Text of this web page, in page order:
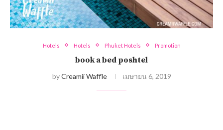
Hotels Hotels Phuket Hotels Promotion
book a bed poshtel
byCreamii Waffle เมษายน 6, 2019